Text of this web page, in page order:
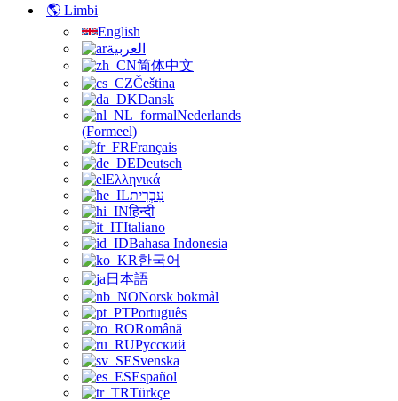
🌎 Limbi
English
العربية
简体中文
Čeština
Dansk
Nederlands
(Formeel)
Français
Deutsch
Ελληνικά
עִבְרִית
हिन्दी
Italiano
Bahasa Indonesia
한국어
日本語
Norsk bokmål
Português
Română
Русский
Svenska
Español
Türkçe